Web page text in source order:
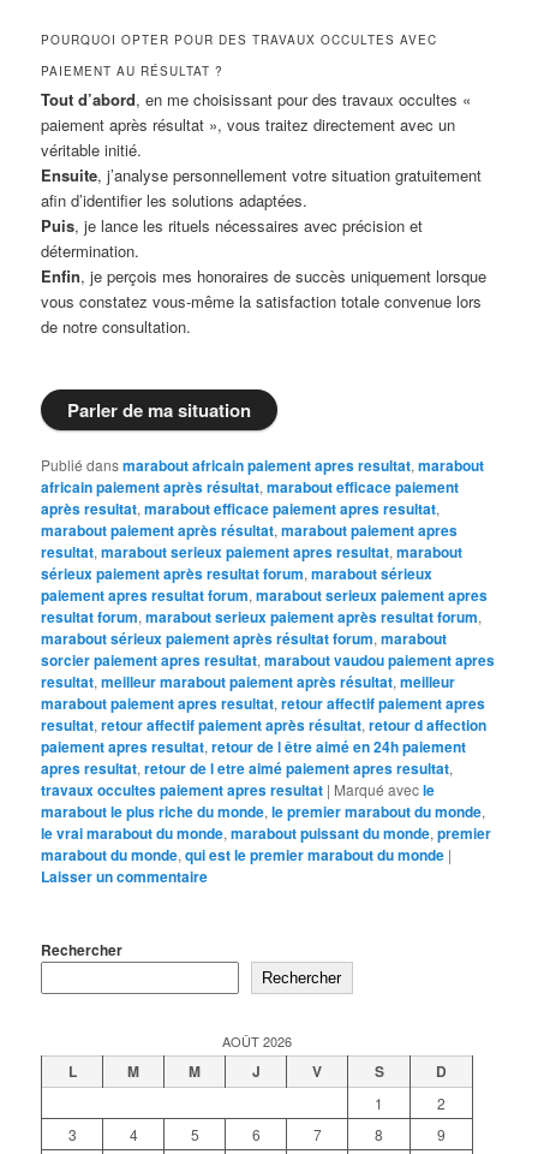
POURQUOI OPTER POUR DES TRAVAUX OCCULTES AVEC
PAIEMENT AU RÉSULTAT ?
Tout d’abord, en me choisissant pour des travaux occultes «
paiement après résultat », vous traitez directement avec un
véritable initié.
Ensuite, j’analyse personnellement votre situation gratuitement
afin d’identifier les solutions adaptées.
Puis, je lance les rituels nécessaires avec précision et
détermination.
Enfin, je perçois mes honoraires de succès uniquement lorsque
vous constatez vous-même la satisfaction totale convenue lors
de notre consultation.
Parler de ma situation
Publié dansmarabout africain paiement apres resultat,marabout
africain paiement après résultat,marabout efficace paiement
après resultat,marabout efficace paiement apres resultat,
marabout paiement après résultat,marabout paiement apres
resultat,marabout serieux paiement apres resultat,marabout
sérieux paiement après resultat forum,marabout sérieux
paiement apres resultat forum,marabout serieux paiement apres
resultat forum,marabout serieux paiement après resultat forum,
marabout sérieux paiement après résultat forum,marabout
sorcier paiement apres resultat,marabout vaudou paiement apres
resultat,meilleur marabout paiement après résultat,meilleur
marabout paiement apres resultat,retour affectif paiement apres
resultat,retour affectif paiement après résultat,retour d affection
paiement apres resultat,retour de l être aimé en 24h paiement
apres resultat,retour de l etre aimé paiement apres resultat,
travaux occultes paiement apres resultat | Marqué avecle
marabout le plus riche du monde,le premier marabout du monde,
le vrai marabout du monde,marabout puissant du monde,premier
marabout du monde,qui est le premier marabout du monde |
Laisser un commentaire
Rechercher
Rechercher
AOÛT 2026
L M M J V S D
1
2
3
4 5 6 7 8
9